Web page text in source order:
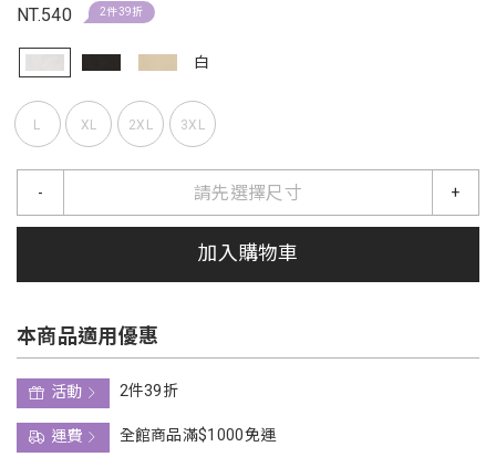
NT.540 2件39折
白
L XL 2XL 3XL
請先選擇尺寸
- +
加入購物車
本商品適用優惠
活動
2件39折
運費
全館商品滿$1000免運